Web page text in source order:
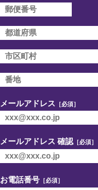
メールアドレス ［必須］
メールアドレス 確認［必須］
お電話番号 ［必須］